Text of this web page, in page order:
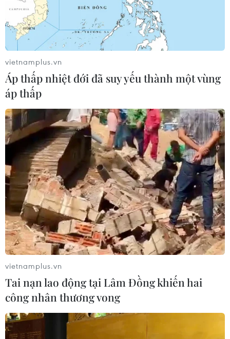
Điện Kremlin phản ứng Bloomberg đưa
"thông tin sai sự thật" về Nga
05/02/2022 11:54
Ngày 5/2, Bloomberg đã đăng một dòng tiêu đề cho
hay một cuộc tấn công quân sự của Nga vào Ukraine
đã bắt đầu, sau đó hãng này đã thừa nhận đây là
thông tin sai và xóa tin này.
vietnamplus.vn
Áp thấp nhiệt đới đã suy yếu thành một vùng
áp thấp
vietnamplus.vn
Tai nạn lao động tại Lâm Đồng khiến hai
công nhân thương vong